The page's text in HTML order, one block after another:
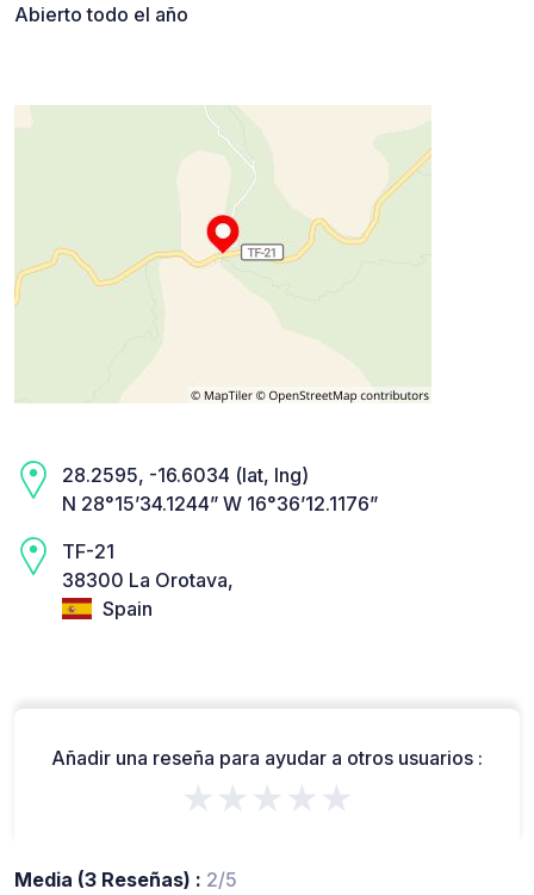
Abierto todo el año
28.2595, -16.6034 (lat, lng)
N 28°15’34.1244” W 16°36’12.1176”
TF-21
38300 La Orotava,
Spain
Añadir una reseña para ayudar a otros usuarios :
★★★★★
Media (3 Reseñas) : 2/5